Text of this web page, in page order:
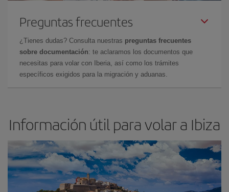
Preguntas frecuentes
¿Tienes dudas? Consulta nuestras preguntas frecuentes
sobre documentación: te aclaramos los documentos que
necesitas para volar con Iberia, así como los trámites
específicos exigidos para la migración y aduanas.
Información útil para volar a Ibiza